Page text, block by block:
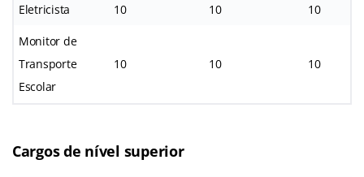
Eletricista 10 10 10
Monitor de
Transporte
Escolar
10 10 10
Cargos de nível superior